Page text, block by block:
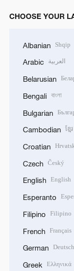
CHOOSE YOUR
Albanian Shqip
Arabic العربية
Belarusian
Bengali বাংলা
Bulgarian
Cambodian ខ្មែរ
Croatian
Czech Český
English English
Esperanto
Filipino Filipino
French Français
German Deutsch
Greek Ελληνικά